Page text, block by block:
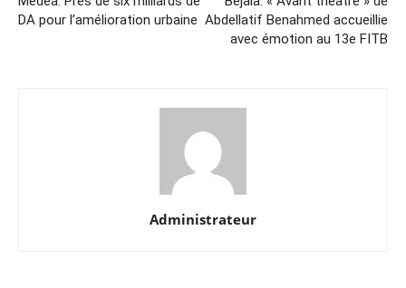
DA pour l’amélioration urbaine Abdellatif Benahmed accueillie
avec émotion au 13e FITB
Administrateur